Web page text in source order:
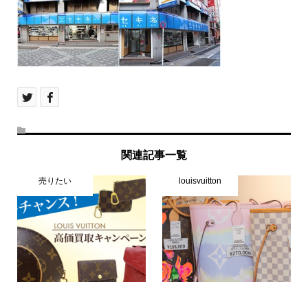
関連記事一覧
売りたい louisvuitton